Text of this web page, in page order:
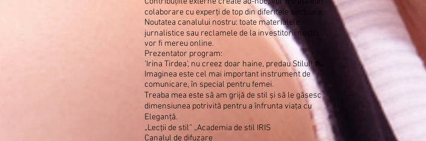
colaborare cu experți de top din diferitele sectoare.
Noutatea canalului nostru: toate materialele
jurnalistice sau reclamele de la investitorii noștri
vor fi mereu online.
Prezentator program:
'Irina Tirdea', nu creez doar haine, predau Stilul! 👠
Imaginea este cel mai important instrument de
comunicare, în special pentru femei.
Treaba mea este să am grijă de stil și să le găsesc
dimensiunea potrivită pentru a înfrunta viața cu
Eleganță.
„Lecții de stil” „Academia de stil IRIS
Canalul de difuzare